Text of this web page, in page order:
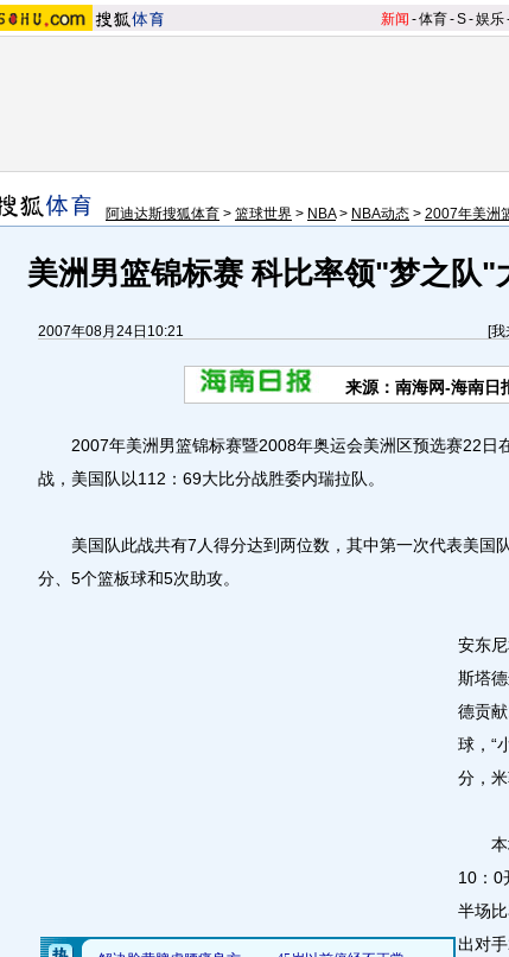
新闻 -体育-S-娱乐
阿迪达斯搜狐体育 > 篮球世界 > NBA> NBA动态 > 2007年美洲
美洲男篮锦标赛 科比率领"梦之队"
2007年08月24日10:21 [我
来源：南海网-海南日
2007年美洲男篮锦标赛暨2008年奥运会美洲区预选赛22日
战，美国队以112：69大比分战胜委内瑞拉队。
美国队此战共有7人得分达到两位数，其中第一次代表美国
分、5个篮板球和5次助攻。
安东
斯塔
德贡
球，“
分，米
本场
10：0
半场
出对